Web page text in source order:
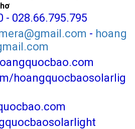
- 028.66.795.795
- hoang
hoangquocbaosolarlig